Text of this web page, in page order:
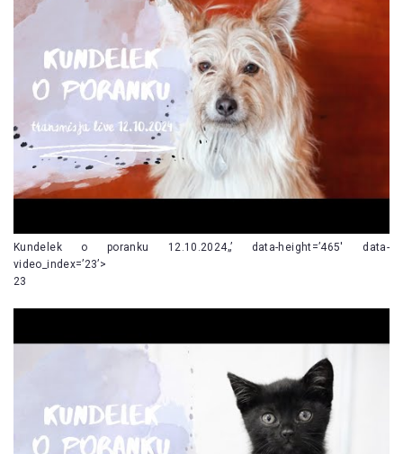
Kundelek o poranku 12.10.2024„’ data-height=’465′ data-
video_index=’23’>
23